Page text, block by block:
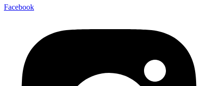
Facebook